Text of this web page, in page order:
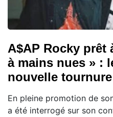
A$AP Rocky prêt
à mains nues » :
nouvelle tournure
En pleine promotion de
a été interrogé sur son